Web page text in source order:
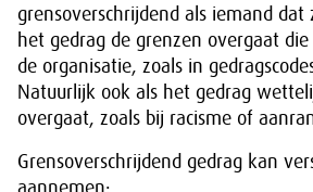
grensoverschrijdend als iemand dat
het gedrag de grenzen overgaat
de organisatie, zoals in
Natuurlijk ook als het gedrag
overgaat, zoals bij racisme of
Grensoverschrijdend gedrag kan
aannemen: